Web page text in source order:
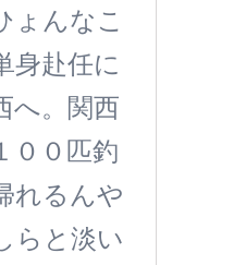
ょんなこ
身赴任に
へ。関西
００匹釣
れるんや
らと淡い